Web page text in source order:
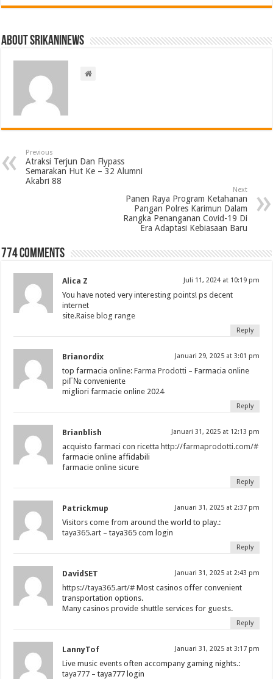
About srikaninews
Previous
Atraksi Terjun Dan Flypass
Semarakan Hut Ke – 32 Alumni
Akabri 88
Next
Panen Raya Program Ketahanan
Pangan Polres Karimun Dalam
Rangka Penanganan Covid-19 Di
Era Adaptasi Kebiasaan Baru
774 comments
Alica Z Juli 11, 2024 at 10:19 pm
You have noted very interesting points! ps decent
internet
site.Raise blog range
Reply
Brianordix Januari 29, 2025 at 3:01 pm
top farmacia online:Farma Prodotti – Farmacia online
piГ№ conveniente
migliori farmacie online 2024
Reply
Brianblish Januari 31, 2025 at 12:13 pm
acquisto farmaci con ricettahttp://farmaprodotti.com/#
farmacie online affidabili
farmacie online sicure
Reply
Patrickmup Januari 31, 2025 at 2:37 pm
Visitors come from around the world to play.:
taya365.art – taya365 com login
Reply
DavidSET Januari 31, 2025 at 2:43 pm
https://taya365.art/# Most casinos offer convenient
transportation options.
Many casinos provide shuttle services for guests.
Reply
LannyTof Januari 31, 2025 at 3:17 pm
Live music events often accompany gaming nights.:
taya777 – taya777 login